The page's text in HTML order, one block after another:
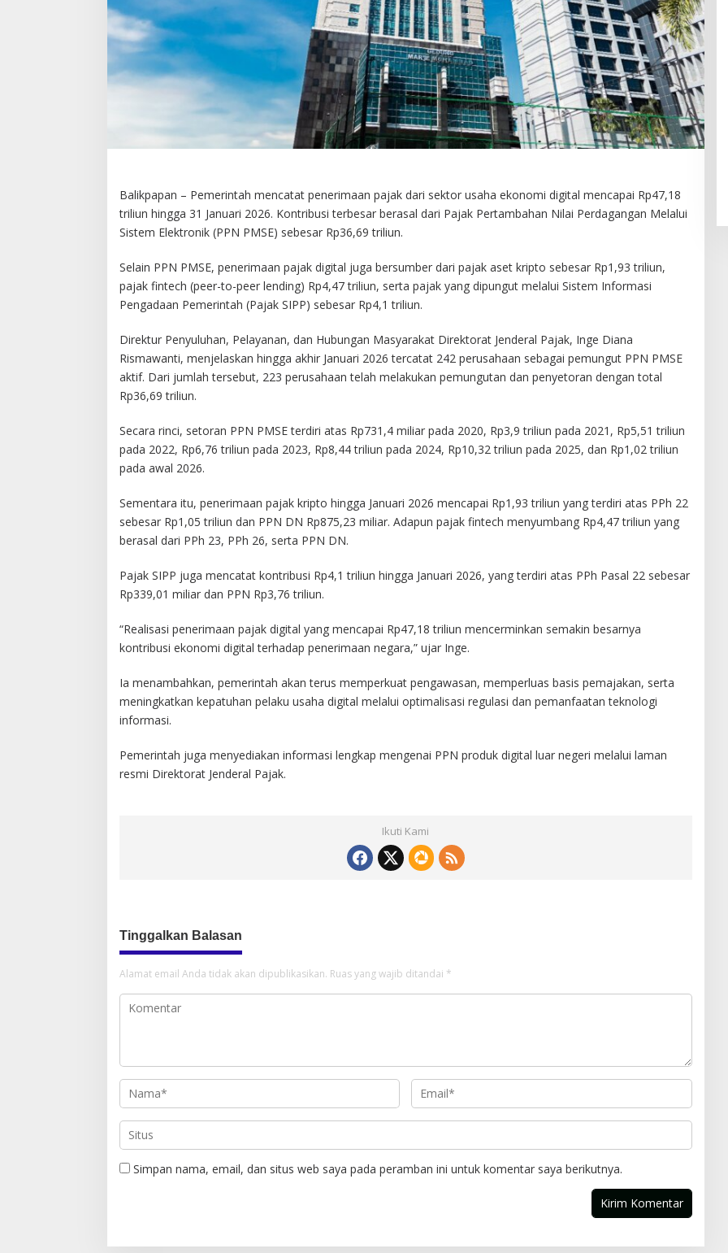
Balikpapan – Pemerintah mencatat penerimaan pajak dari sektor usaha ekonomi digital mencapai Rp47,18
triliun hingga 31 Januari 2026. Kontribusi terbesar berasal dari Pajak Pertambahan Nilai Perdagangan Melalui
Sistem Elektronik (PPN PMSE) sebesar Rp36,69 triliun.
Selain PPN PMSE, penerimaan pajak digital juga bersumber dari pajak aset kripto sebesar Rp1,93 triliun,
pajak fintech (peer-to-peer lending) Rp4,47 triliun, serta pajak yang dipungut melalui Sistem Informasi
Pengadaan Pemerintah (Pajak SIPP) sebesar Rp4,1 triliun.
Direktur Penyuluhan, Pelayanan, dan Hubungan Masyarakat Direktorat Jenderal Pajak, Inge Diana
Rismawanti, menjelaskan hingga akhir Januari 2026 tercatat 242 perusahaan sebagai pemungut PPN PMSE
aktif. Dari jumlah tersebut, 223 perusahaan telah melakukan pemungutan dan penyetoran dengan total
Rp36,69 triliun.
Secara rinci, setoran PPN PMSE terdiri atas Rp731,4 miliar pada 2020, Rp3,9 triliun pada 2021, Rp5,51 triliun
pada 2022, Rp6,76 triliun pada 2023, Rp8,44 triliun pada 2024, Rp10,32 triliun pada 2025, dan Rp1,02 triliun
pada awal 2026.
Sementara itu, penerimaan pajak kripto hingga Januari 2026 mencapai Rp1,93 triliun yang terdiri atas PPh 22
sebesar Rp1,05 triliun dan PPN DN Rp875,23 miliar. Adapun pajak fintech menyumbang Rp4,47 triliun yang
berasal dari PPh 23, PPh 26, serta PPN DN.
Pajak SIPP juga mencatat kontribusi Rp4,1 triliun hingga Januari 2026, yang terdiri atas PPh Pasal 22 sebesar
Rp339,01 miliar dan PPN Rp3,76 triliun.
“Realisasi penerimaan pajak digital yang mencapai Rp47,18 triliun mencerminkan semakin besarnya
kontribusi ekonomi digital terhadap penerimaan negara,” ujar Inge.
Ia menambahkan, pemerintah akan terus memperkuat pengawasan, memperluas basis pemajakan, serta
meningkatkan kepatuhan pelaku usaha digital melalui optimalisasi regulasi dan pemanfaatan teknologi
informasi.
Pemerintah juga menyediakan informasi lengkap mengenai PPN produk digital luar negeri melalui laman
resmi Direktorat Jenderal Pajak.
Ikuti Kami
Tinggalkan Balasan
Alamat email Anda tidak akan dipublikasikan. Ruas yang wajib ditandai *
Simpan nama, email, dan situs web saya pada peramban ini untuk komentar saya berikutnya.